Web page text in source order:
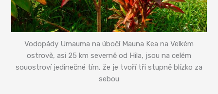
Vodopády Umauma na úbočí Mauna Kea na Velkém
ostrově, asi 25 km severně od Hila, jsou na celém
souostroví jedinečné tím, že je tvoří tři stupně blízko za
sebou